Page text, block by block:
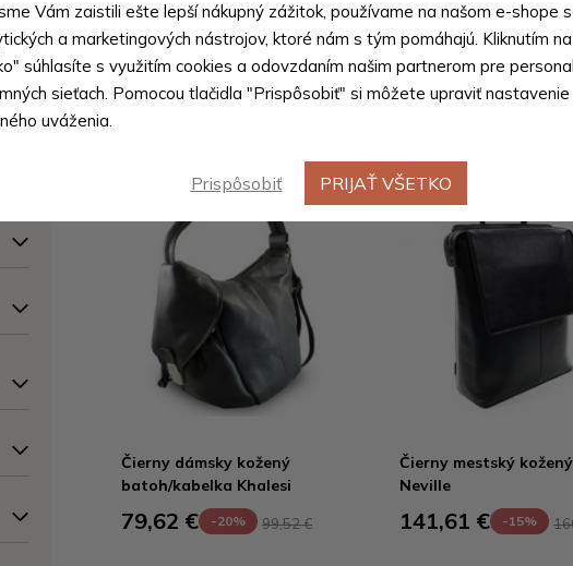
Klopnové dámske batohy (14 produktov)
Výpredaj
Čierny dámsky kožený
batoh/kabelka Khalesi
79,62 € -20% 99,52 €
Čierny mestský
Neville
141,61 € -15%
Vám zaistili ešte lepší nákupný zážitok, používame na našom e-shope
a marketingových nástrojov, ktoré nám s tým pomáhajú. Kliknutím
súhlasíte s využitím cookies a odovzdaním našim partnerom pre
sieťach. Pomocou tlačidla "Prispôsobiť" si môžete upraviť
uváženia.
Prispôsobiť PRIJAŤ VŠETKO